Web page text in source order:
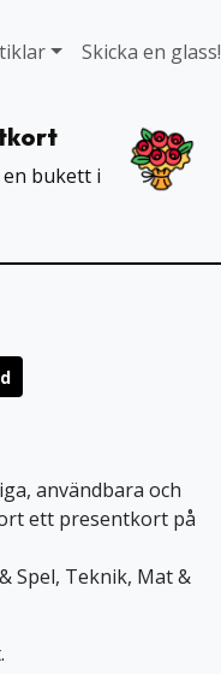
Skicka en glass!
bukett i
användbara och
ett presentkort på
Spel, Teknik, Mat &